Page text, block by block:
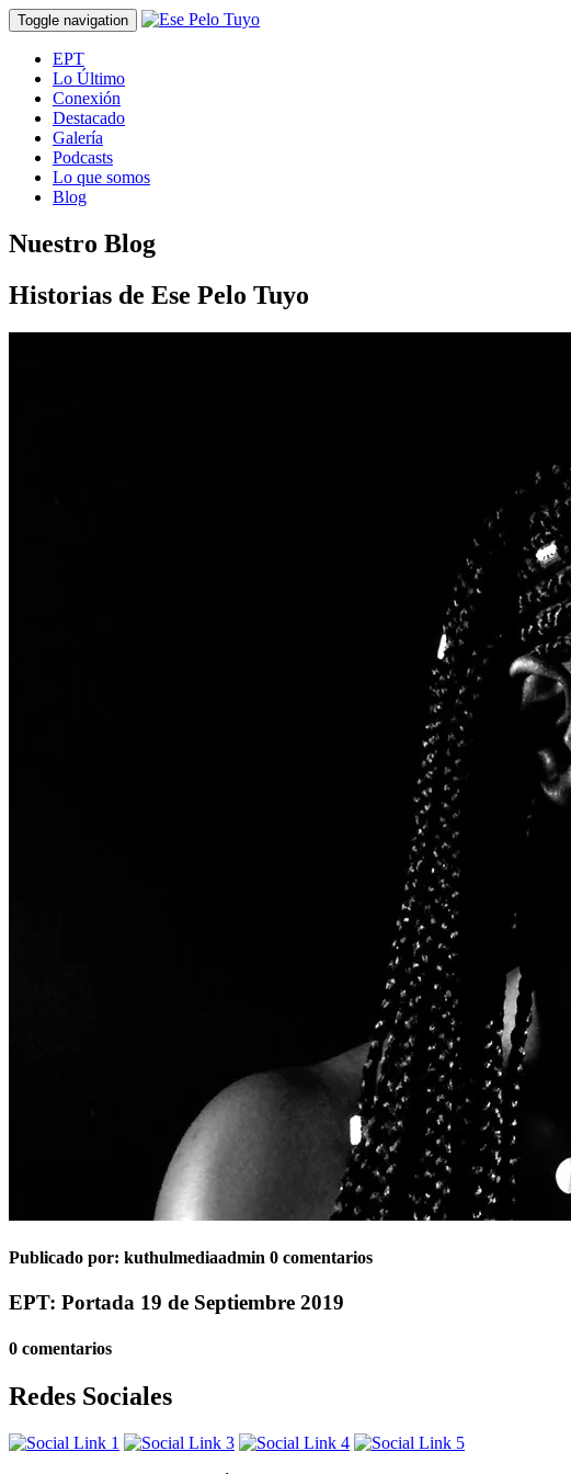
Toggle navigation
EPT
Lo Último
Conexión
Destacado
Galería
Podcasts
Lo que somos
Blog
Nuestro Blog
Historias de Ese Pelo Tuyo
Publicado por: kuthulmediaadmin 0 comentarios
EPT: Portada 19 de Septiembre 2019
0 comentarios
Redes Sociales